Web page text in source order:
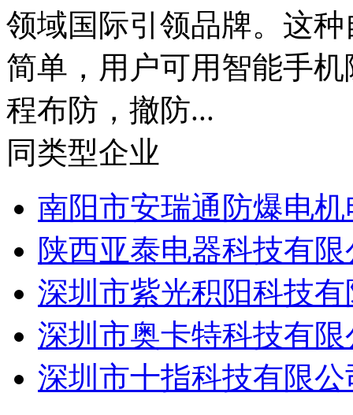
领域国际引领品牌。这
简单，用户可用智能手
程布防，撤防...
同类型企业
南阳市安瑞通防爆电
陕西亚泰电器科技有
深圳市紫光积阳科技
深圳市奥卡特科技有限
深圳市十指科技有限公